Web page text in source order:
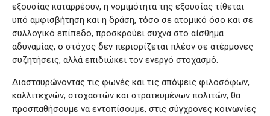
εξουσίας καταρρέουν, η νομιμότητα της εξουσίας τίθεται
υπό αμφισβήτηση και η δράση, τόσο σε ατομικό όσο και σε
συλλογικό επίπεδο, προσκρούει συχνά στο αίσθημα
αδυναμίας, ο στόχος δεν περιορίζεται πλέον σε ατέρμονες
συζητήσεις, αλλά επιδιώκει τον ενεργό στοχασμό.
Διασταυρώνοντας τις φωνές και τις απόψεις φιλοσόφων,
καλλιτεχνών, στοχαστών και στρατευμένων πολιτών, θα
προσπαθήσουμε να εντοπίσουμε, στις σύγχρονες κοινωνίες